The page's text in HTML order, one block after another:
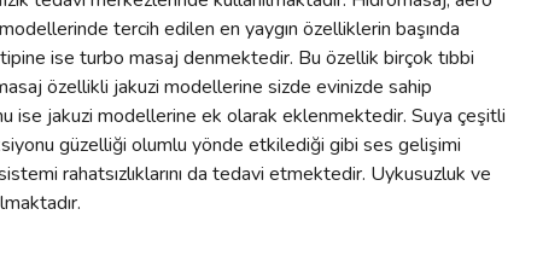
tercih edilen en yaygın özelliklerin başında
ise turbo masaj denmektedir. Bu özellik birçok tıbbi
özellikli jakuzi modellerine sizde evinizde sahip
ise jakuzi modellerine ek olarak eklenmektedir. Suya çeşitli
güzelliği olumlu yönde etkilediği gibi ses gelişimi
rahatsızlıklarını da tedavi etmektedir. Uykusuzluk ve